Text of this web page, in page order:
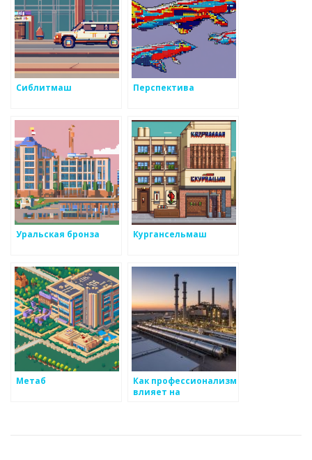
Сиблитмаш Перспектива
Уральская бронза Кургансельмаш
Метаб
Как профессионализм
влияет на